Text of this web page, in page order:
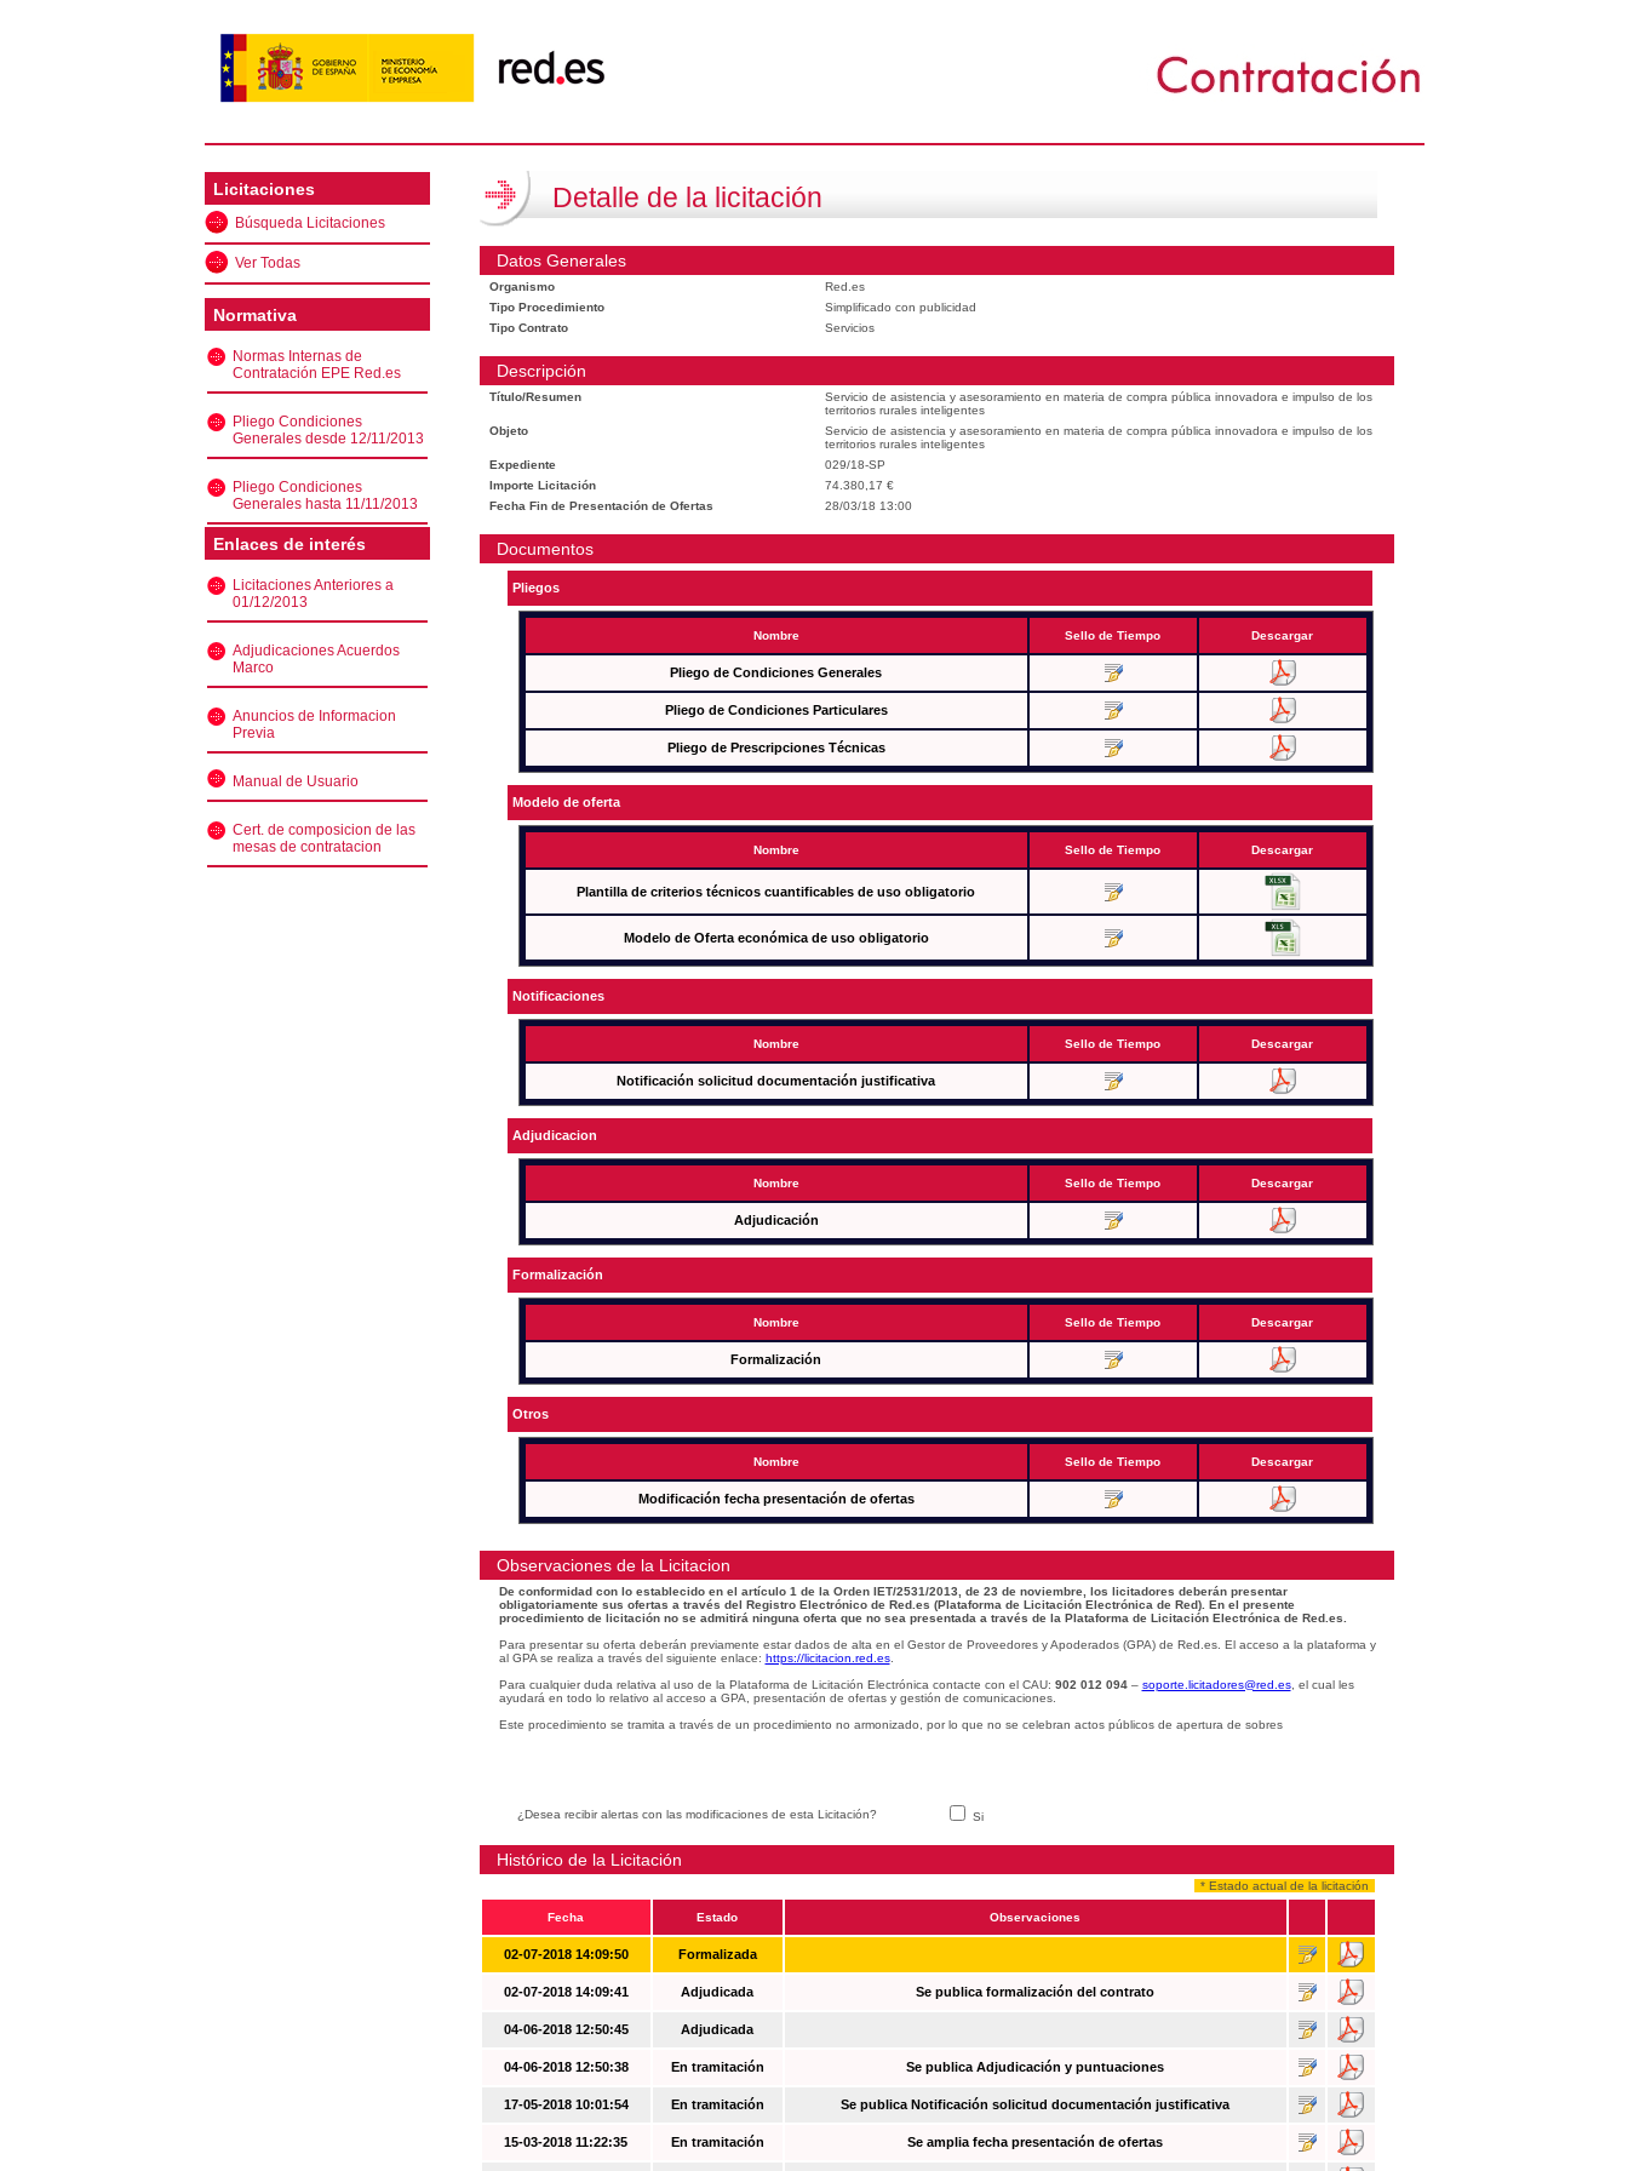
Licitaciones
Búsqueda Licitaciones
Ver Todas
Normativa
Normas Internas de
Contratación EPE Red.es
Pliego Condiciones
Generales desde 12/11/2013
Pliego Condiciones
Generales hasta 11/11/2013
Enlaces de interés
Licitaciones Anteriores a
01/12/2013
Adjudicaciones Acuerdos
Marco
Anuncios de Informacion
Previa
Manual de Usuario
Cert. de composicion de las
mesas de contratacion
Detalle de la licitación
Datos Generales
Organismo
Red.es
Tipo Procedimiento
Simplificado con publicidad
Tipo Contrato
Servicios
Descripción
Título/Resumen
Servicio de asistencia y asesoramiento en materia de compra pública innovadora e impulso de los
territorios rurales inteligentes
Objeto
Servicio de asistencia y asesoramiento en materia de compra pública innovadora e impulso de los
territorios rurales inteligentes
Expediente
029/18-SP
Importe Licitación
74.380,17 €
Fecha Fin de Presentación de Ofertas
28/03/18 13:00
Documentos
Pliegos
Nombre Sello de Tiempo Descargar
Pliego de Condiciones Generales
Pliego de Condiciones Particulares
Pliego de Prescripciones Técnicas
Modelo de oferta
Nombre Sello de Tiempo Descargar
Plantilla de criterios técnicos cuantificables de uso obligatorio
Modelo de Oferta económica de uso obligatorio
Notificaciones
Nombre Sello de Tiempo Descargar
Notificación solicitud documentación justificativa
Adjudicacion
Nombre Sello de Tiempo Descargar
Adjudicación
Formalización
Nombre Sello de Tiempo Descargar
Formalización
Otros
Nombre Sello de Tiempo Descargar
Modificación fecha presentación de ofertas
Observaciones de la Licitacion
De conformidad con lo establecido en el artículo 1 de la Orden IET/2531/2013, de 23 de noviembre, los licitadores deberán presentar
obligatoriamente sus ofertas a través del Registro Electrónico de Red.es (Plataforma de Licitación Electrónica de Red). En el presente
procedimiento de licitación no se admitirá ninguna oferta que no sea presentada a través de la Plataforma de Licitación Electrónica de Red.es.
Para presentar su oferta deberán previamente estar dados de alta en el Gestor de Proveedores y Apoderados (GPA) de Red.es. El acceso a la plataforma y
al GPA se realiza a través del siguiente enlace: https://licitacion.red.es.
Para cualquier duda relativa al uso de la Plataforma de Licitación Electrónica contacte con el CAU: 902 012 094– soporte.licitadores@red.es, el cual les
ayudará en todo lo relativo al acceso a GPA, presentación de ofertas y gestión de comunicaciones.
Este procedimiento se tramita a través de un procedimiento no armonizado, por lo que no se celebran actos públicos de apertura de sobres
¿Desea recibir alertas con las modificaciones de esta Licitación? Si
Histórico de la Licitación
* Estado actual de la licitación
Fecha Estado Observaciones
02-07-2018 14:09:50 Formalizada
02-07-2018 14:09:41 Adjudicada Se publica formalización del contrato
04-06-2018 12:50:45 Adjudicada
04-06-2018 12:50:38 En tramitación Se publica Adjudicación y puntuaciones
17-05-2018 10:01:54 En tramitación Se publica Notificación solicitud documentación justificativa
15-03-2018 11:22:35 En tramitación Se amplia fecha presentación de ofertas